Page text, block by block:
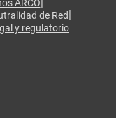
ARCO
de Red|
y regulatorio